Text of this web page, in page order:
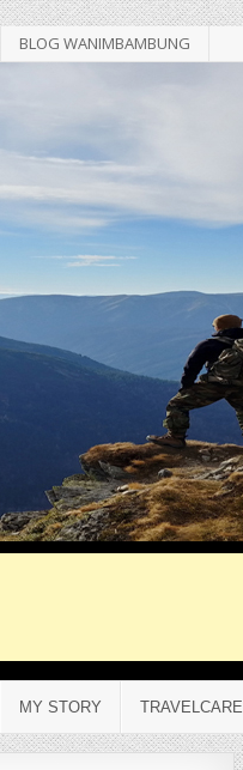
BLOG WANIMBAMBUNG
MY STORY TRAVELCARE